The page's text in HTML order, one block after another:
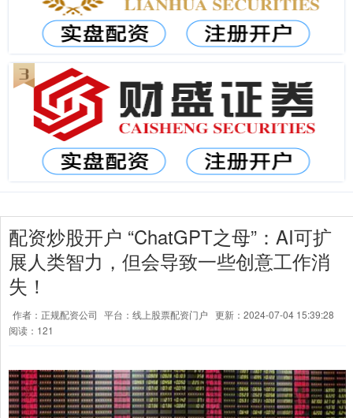
配资炒股开户 “ChatGPT之母”：AI可扩
展人类智力，但会导致一些创意工作消
失！
作者：正规配资公司 平台：线上股票配资门户 更新：2024-07-04 15:39:28
阅读：121